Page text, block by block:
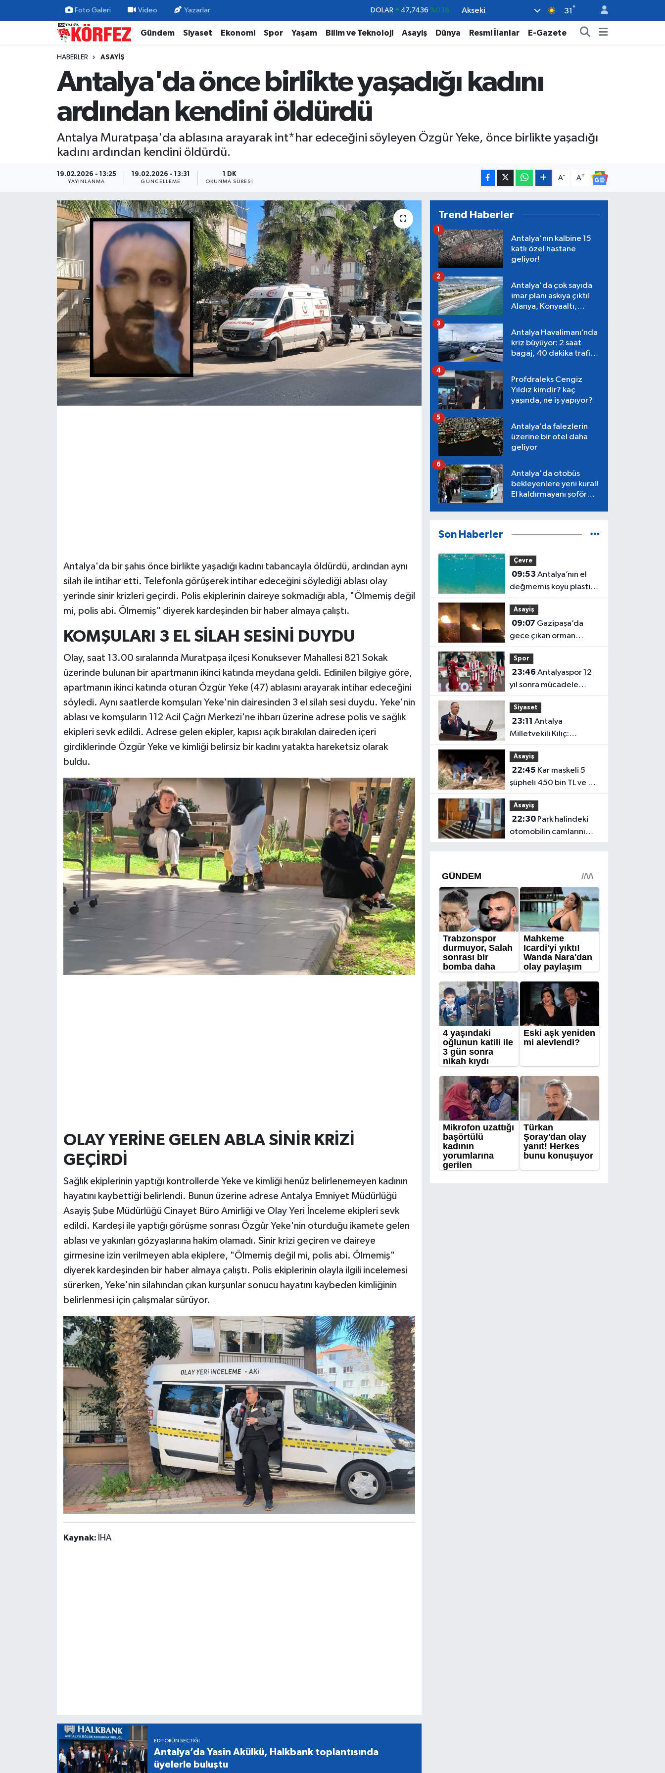
Foto Galeri Video Yazarlar
EURO 55,2510 %0.32
STERLİN 64,4811
BİST100 13.779 %-14
BITCOIN 64.815,30 %-0.1
Akseki 31 °
Gündem Siyaset Ekonomi Spor Yaşam Bilim ve Teknoloji Asayiş Dünya Resmi İlanlar E-Gazete
HABERLER ASAYIŞ
Antalya'da önce birlikte yaşadığı kadını
ardından kendini öldürdü
Antalya Muratpaşa'da ablasına arayarak int*har edeceğini söyleyen Özgür Yeke, önce birlikte yaşadığı
kadını ardından kendini öldürdü.
19.02.2026 - 13:25
YAYINLANMA
19.02.2026 - 13:31
GÜNCELLEME
1 DK
OKUNMA SÜRESI
A- A+
Antalya'da bir şahıs önce birlikte yaşadığı kadını tabancayla öldürdü, ardından aynı
silah ile intihar etti. Telefonla görüşerek intihar edeceğini söylediği ablası olay
yerinde sinir krizleri geçirdi. Polis ekiplerinin daireye sokmadığı abla, "Ölmemiş değil
mi, polis abi. Ölmemiş" diyerek kardeşinden bir haber almaya çalıştı.
KOMŞULARI 3 EL SİLAH SESİNİ DUYDU
Olay, saat 13.00 sıralarında Muratpaşa ilçesi Konuksever Mahallesi 821 Sokak
üzerinde bulunan bir apartmanın ikinci katında meydana geldi. Edinilen bilgiye göre,
apartmanın ikinci katında oturan Özgür Yeke (47) ablasını arayarak intihar edeceğini
söyledi. Aynı saatlerde komşuları Yeke'nin dairesinden 3 el silah sesi duydu. Yeke'nin
ablası ve komşuların 112 Acil Çağrı Merkezi'ne ihbarı üzerine adrese polis ve sağlık
ekipleri sevk edildi. Adrese gelen ekipler, kapısı açık bırakılan daireden içeri
girdiklerinde Özgür Yeke ve kimliği belirsiz bir kadını yatakta hareketsiz olarak
buldu.
OLAY YERİNE GELEN ABLA SİNİR KRİZİ
GEÇİRDİ
Sağlık ekiplerinin yaptığı kontrollerde Yeke ve kimliği henüz belirlenemeyen kadının
hayatını kaybettiği belirlendi. Bunun üzerine adrese Antalya Emniyet Müdürlüğü
Asayiş Şube Müdürlüğü Cinayet Büro Amirliği ve Olay Yeri İnceleme ekipleri sevk
edildi. Kardeşi ile yaptığı görüşme sonrası Özgür Yeke'nin oturduğu ikamete gelen
ablası ve yakınları gözyaşlarına hakim olamadı. Sinir krizi geçiren ve daireye
girmesine izin verilmeyen abla ekiplere, "Ölmemiş değil mi, polis abi. Ölmemiş"
diyerek kardeşinden bir haber almaya çalıştı. Polis ekiplerinin olayla ilgili incelemesi
sürerken, Yeke'nin silahından çıkan kurşunlar sonucu hayatını kaybeden kimliğinin
belirlenmesi için çalışmalar sürüyor.
Kaynak: İHA
EDITÖRÜN SEÇTIĞI
Antalya’da Yasin Akülkü, Halkbank toplantısında
üyelerle buluştu
Trend Haberler
Antalya'nın kalbine 15
katlı özel hastane
geliyor!
1
Antalya'da çok sayıda
imar planı askıya çıktı!
Alanya, Konyaaltı,
2
Antalya Havalimanı’nda
kriz büyüyor: 2 saat
bagaj, 40 dakika trafik,
3
Profdraleks Cengiz
Yıldız kimdir? kaç
yaşında, ne iş yapıyor?
4
Antalya’da falezlerin
üzerine bir otel daha
geliyor
5
Antalya'da otobüs
bekleyenlere yeni kural!
El kaldırmayanı şoför
6
Son Haberler
Çevre
09:53
değmemiş koyu plastik
çöplüğüne döndü!
Asayiş
09:07
gece çıkan orman
yangını söndürüldü, D-
400 trafiğe açıldı
Spor
23:46
yıl sonra mücadele
ettiği 1. Lig’e galibiyet
ile başladı
Siyaset
23:11
Milletvekili Kılıç:
"Ormanlar sadece
alevlerle yok olmuyor"
Asayiş
22:45
şüpheli 450 bin TL ve 50
gram altını çaldı
Asayiş
22:30Park halindeki
otomobilin camlarını
kırdı
Gündem
Yerel Yönetim
Ekonomi
Magazin
Kültür ve Sanat
Sivil Toplum
Nöbetçi Eczaneler
Trafik Durumu
Süper Lig Puan Durumu ve Fikstür
Tüm Manşetler